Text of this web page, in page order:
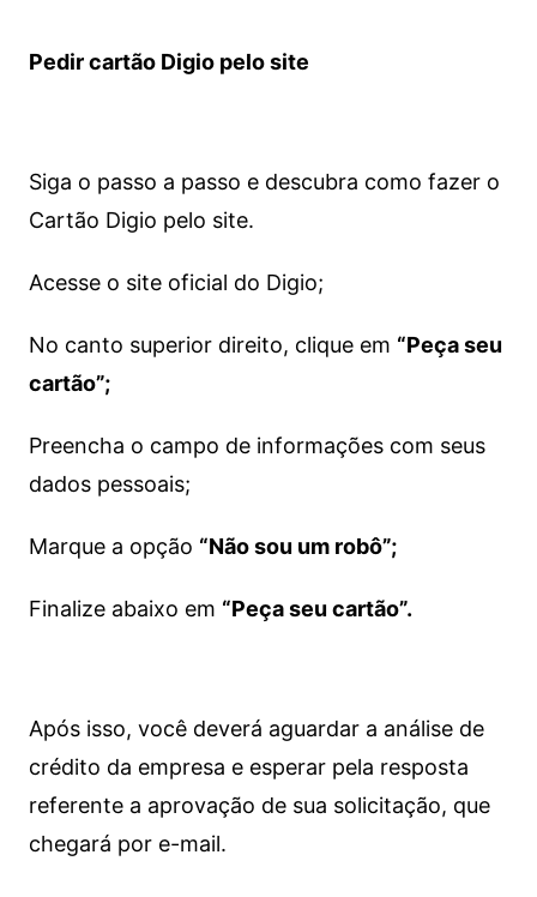
Pedir cartão Digio pelo site
Siga o passo a passo e descubra como fazer o
Cartão Digio pelo site.
Acesse o site oficial do Digio;
No canto superior direito, clique em “Peça seu
cartão”;
Preencha o campo de informações com seus
dados pessoais;
Marque a opção “Não sou um robô”;
Finalize abaixo em “Peça seu cartão”.
Após isso, você deverá aguardar a análise de
crédito da empresa e esperar pela resposta
referente a aprovação de sua solicitação, que
chegará por e-mail.